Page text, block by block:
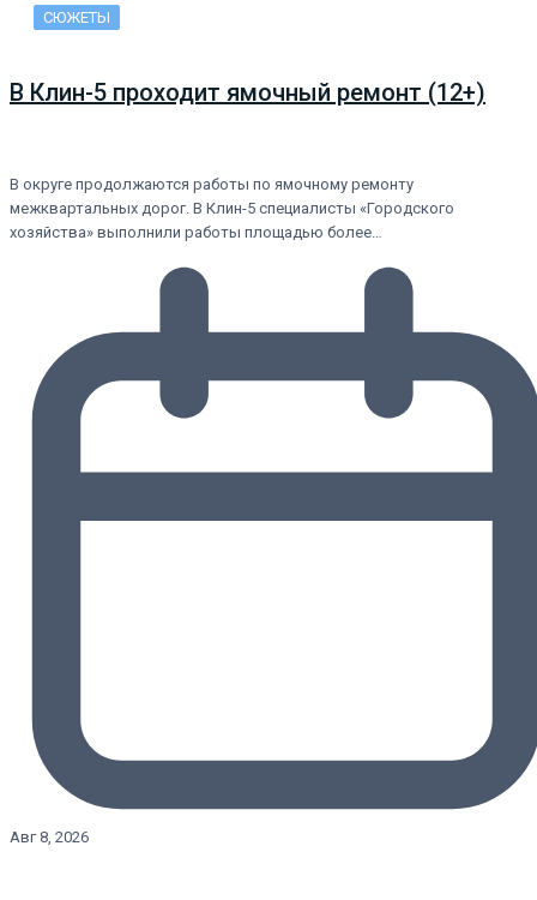
СЮЖЕТЫ
В Клин-5 проходит ямочный ремонт (12+)
В округе продолжаются работы по ямочному ремонту
межквартальных дорог. В Клин-5 специалисты «Городского
хозяйства» выполнили работы площадью более…
Авг 8, 2026